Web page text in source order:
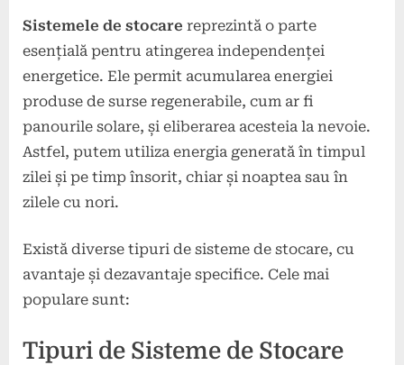
Sistemele de stocare reprezintă o parte
esențială pentru atingerea independenței
energetice. Ele permit acumularea energiei
produse de surse regenerabile, cum ar fi
panourile solare, și eliberarea acesteia la nevoie.
Astfel, putem utiliza energia generată în timpul
zilei și pe timp însorit, chiar și noaptea sau în
zilele cu nori.
Există diverse tipuri de sisteme de stocare, cu
avantaje și dezavantaje specifice. Cele mai
populare sunt:
Tipuri de Sisteme de Stocare